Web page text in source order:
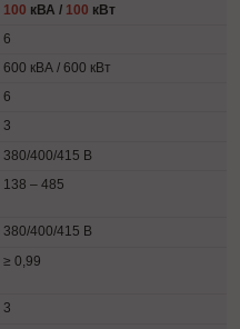
100 кВА / 100 кВт
6
600 кВА / 600 кВт
6
3
380/400/415 В
138 – 485
380/400/415 В
≥ 0,99
3